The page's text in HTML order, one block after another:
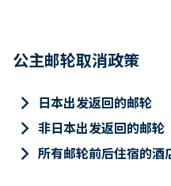
公主邮轮取消政策
keyboard_arrow_right 日本出发返回的邮轮
keyboard_arrow_right 非日本出发返回的邮轮
keyboard_arrow_right 所有邮轮前后住宿的酒